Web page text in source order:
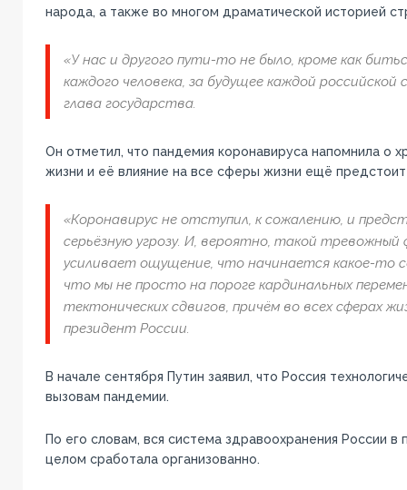
народа, а также во многом драматической историей
«У нас и другого пути-то не было, кроме как
каждого человека, за будущее каждой российской
глава государства.
Он отметил, что пандемия коронавируса напомнила о
жизни и её влияние на все сферы жизни ещё
«Коронавирус не отступил, к сожалению, и
серьёзную угрозу. И, вероятно, такой тревожный
усиливает ощущение, что начинается какое-то
что мы не просто на пороге кардинальных
тектонических сдвигов, причём во всех сферах
президент России.
В начале сентября Путин заявил, что Россия
вызовам пандемии.
По его словам, вся система здравоохранения России
целом сработала организованно.